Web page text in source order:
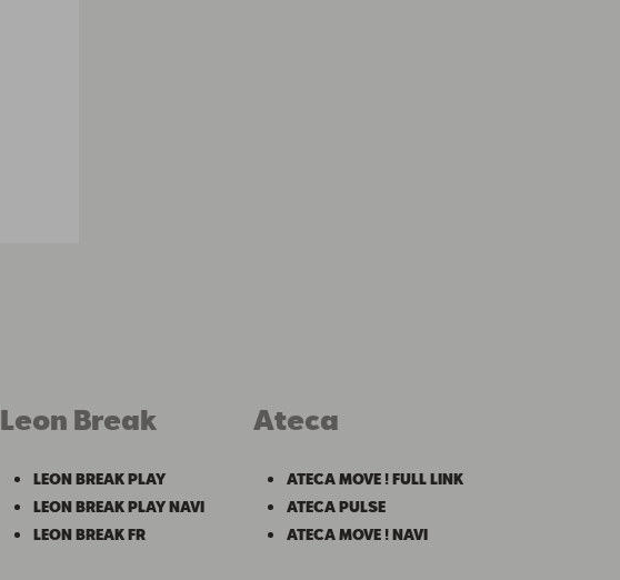
Leon Break
LEON BREAK PLAY
LEON BREAK PLAY NAVI
LEON BREAK FR
Ateca
ATECA MOVE ! FULL LINK
ATECA PULSE
ATECA MOVE ! NAVI